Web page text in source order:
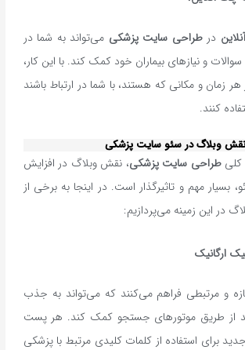
درطراحی سایت پزشکی می‌تواند به شما در
و نیازهای بیماران خود کمک کند. با این کار،
هر زمان و مکانی که هستند، با شما در ارتباط باشند
کنند.
وبلاگ در سئو سایت پزشکی
کلیطراحی سایت پزشکی، نقش وبلاگ در افزایش
بسیار مهم و تاثیرگذار است. در اینجا به برخی از
در این زمینه می‌پردازیم:
ارگانیک
و مرتبطی فراهم می‌کنند که می‌تواند به جذب
از طریق موتورهای جستجو کمک کند. هر پست
برای استفاده از کلمات کلیدی مرتبط با پزشکی